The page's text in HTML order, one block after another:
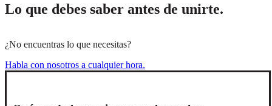
Lo que debes saber antes de unirte.
¿No encuentras lo que necesitas?
Habla con nosotros a cualquier hora.